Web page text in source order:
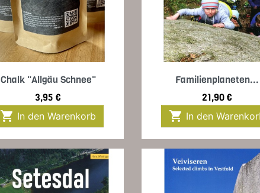
 Vorschau
Chalk "Allgäu Schnee"
Preis
3,95 €
 In den Warenkorb
 Vorschau
Familienplaneten...
Preis
21,90 €
 In den